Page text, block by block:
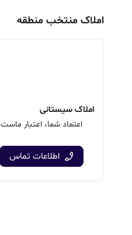
املاک منتخب منطقه
املاک سیستانی
اعتماد شما، اعتبار ماست
اطلاعات تماس